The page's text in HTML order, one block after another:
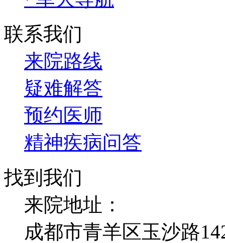
联系我们
来院路线
疑难解答
预约医师
精神疾病问答
找到我们
来院地址：
成都市青羊区玉沙路